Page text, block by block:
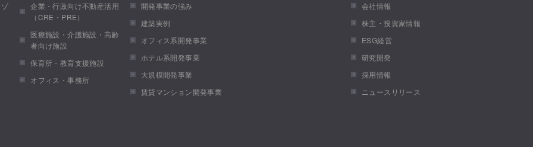
企業・行政向け不動産活用
（CRE・PRE）
医療施設・介護施設・高齢
者向け施設
保育所・教育支援施設
オフィス・事務所
開発事業の強み
建築実例
オフィス系開発事業
ホテル系開発事業
大規模開発事業
賃貸マンション開発事業
会社情報
株主・投資家情報
ESG経営
研究開発
採用情報
ニュースリリース